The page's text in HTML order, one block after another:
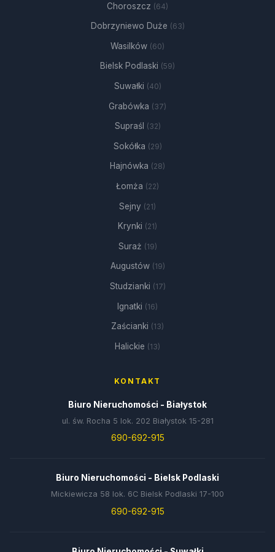
Choroszcz (64)
Dobrzyniewo Duże (63)
Wasilków (60)
Bielsk Podlaski (59)
Suwałki (40)
Grabówka (37)
Supraśl (32)
Sokółka (29)
Hajnówka (28)
Łomża (22)
Sejny (21)
Krynki (21)
Suraż (19)
Augustów (19)
Studzianki (17)
Ignatki (16)
Zaścianki (13)
Halickie (13)
KONTAKT
Biuro Nieruchomości - Białystok
ul. św. Rocha 5 lok. 202 Białystok 15-281
690-692-915
Biuro Nieruchomości - Bielsk Podlaski
Mickiewicza 58 lok. 6C Bielsk Podlaski 17-100
690-692-915